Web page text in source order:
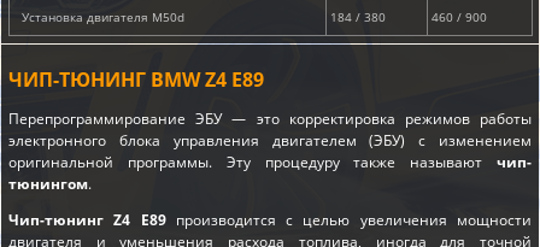
Установка двигателя M50d 184 / 380 460 / 900
ЧИП-ТЮНИНГ BMW Z4 E89
Перепрограммирование ЭБУ — это корректировка режимов работы
электронного блока управления двигателем (ЭБУ) с изменением
оригинальной программы. Эту процедуру также называют чип-
тюнингом.
Чип-тюнинг Z4 E89производится с целью увеличения мощности
двигателя и уменьшения расхода топлива, иногда для точной